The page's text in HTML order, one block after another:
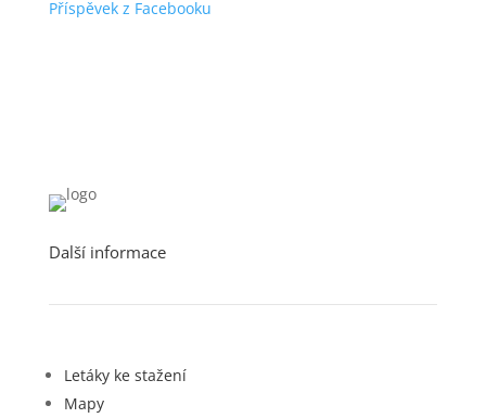
Příspěvek z Facebooku
Další informace
Letáky ke stažení
Mapy